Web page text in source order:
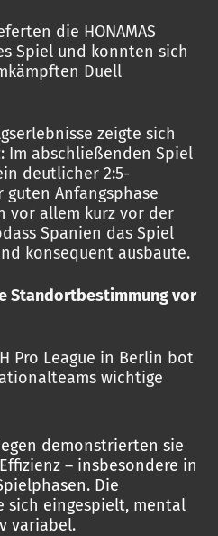
die HONAMAS
Spiel und konnten sich
Duell
zeigte sich
Im abschließenden Spiel
deutlicher 2:5-
guten Anfangsphase
vor allem kurz vor der
Spanien das Spiel
konsequent ausbaute.
Standortbestimmung vor
Pro League in Berlin bot
wichtige
demonstrierten sie
– insbesondere in
Die
sich eingespielt, mental
variabel.